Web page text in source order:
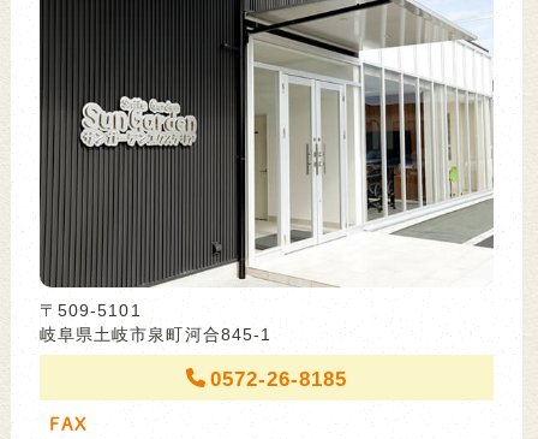
〒509-5101
岐阜県土岐市泉町河合845-1
0572-26-8185
FAX